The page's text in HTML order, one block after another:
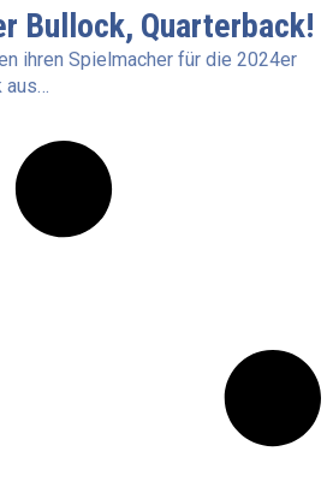
Bullock, Quarterback!
ihren Spielmacher für die 2024er
aus…